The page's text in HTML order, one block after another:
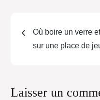
Où boire un verre
sur une place de
Laisser un